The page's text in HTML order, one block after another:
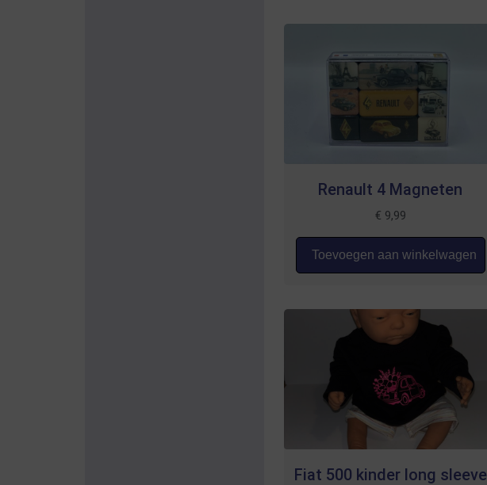
Renault 4 Magneten
€ 9,99
Toevoegen aan winkelwagen
Fiat 500 kinder long sleeve